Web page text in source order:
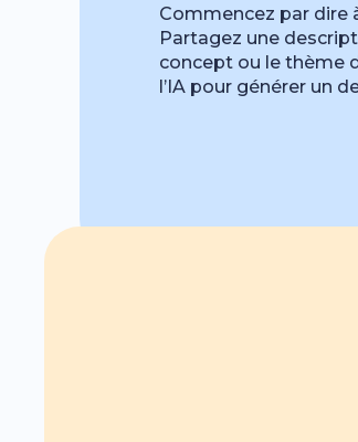
Commencez par dire
Partagez une
concept ou le thème
l’IA pour générer un